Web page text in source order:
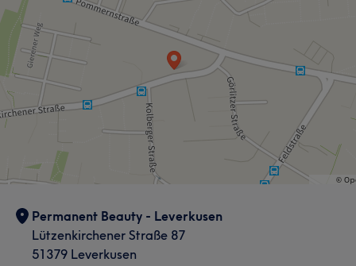
Permanent Beauty - Leverkusen
Lützenkirchener Straße 87
51379 Leverkusen